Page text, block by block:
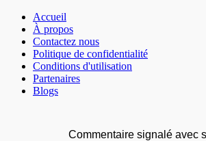
Accueil
À propos
Contactez nous
Politique de confidentialité
Conditions d'utilisation
Partenaires
Blogs
Commentaire signalé avec